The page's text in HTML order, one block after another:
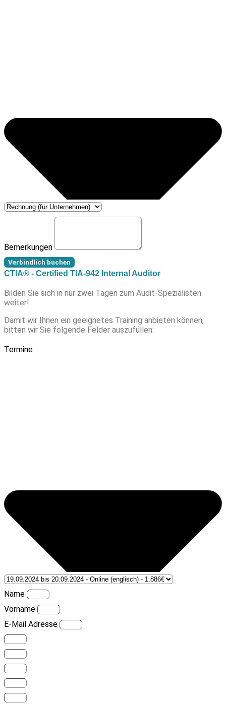
Bemerkungen
Verbindlich buchen
CTIA® - Certified TIA-942 Internal Auditor
Bilden Sie sich in nur zwei Tagen zum Audit-Spezialisten
weiter!
Damit wir Ihnen ein geeignetes Training anbieten können,
bitten wir Sie folgende Felder auszufüllen:
Termine
Name
Vorname
E-Mail Adresse